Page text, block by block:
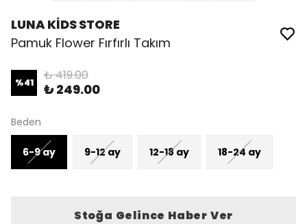
LUNA KİDS STORE
Pamuk Flower Fırfırlı Takım
%41 ₺ 419.00
₺ 249.00
Beden
6-9 ay 9-12 ay 12-18 ay 18-24 ay
Stoğa Gelince Haber Ver